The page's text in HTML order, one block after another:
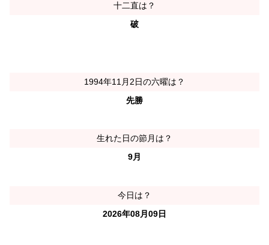
十二直は？
破
1994年11月2日の六曜は？
先勝
生れた日の節月は？
9月
今日は？
2026年08月09日